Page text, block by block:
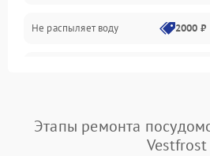
Программное обеспечение
Не распыляет воду 2000 ₽
Проблемы с набором
воды
1800 ₽
Этапы ремонта
Vestfrost